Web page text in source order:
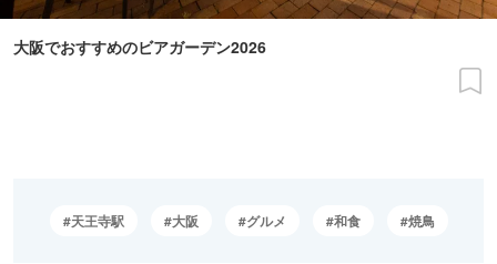
大阪でおすすめのビアガーデン2026
天王寺駅 大阪 グルメ 和食 焼鳥